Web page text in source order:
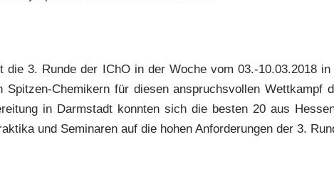
die 3. Runde der IChO in der Woche vom 03.-10.03.2018
Spitzen-Chemikern für diesen anspruchsvollen Wettkampf
in Darmstadt konnten sich die besten 20 aus
und Seminaren auf die hohen Anforderungen der 3.